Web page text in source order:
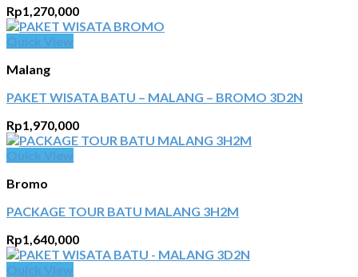
Rp1,270,000
Malang
PAKET WISATA BATU – MALANG – BROMO 3D2N
Rp1,970,000
Bromo
PACKAGE TOUR BATU MALANG 3H2M
Rp1,640,000